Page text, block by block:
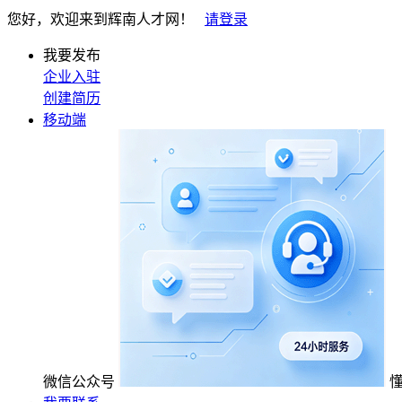
您好，欢迎来到辉南人才网！ 请登录
我要发布
企业入驻
创建简历
移动端
微信公众号